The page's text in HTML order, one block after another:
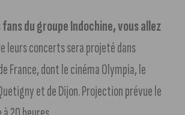
du groupe Indochine, vous allez
leurs concerts sera projeté dans
France, dont le cinéma Olympia, le
et de Dijon. Projection prévue le